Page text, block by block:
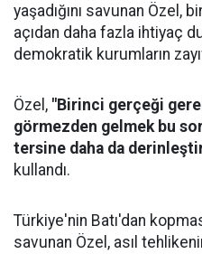
yaşadığını savunan Özel,
açıdan daha fazla ihtiyaç
demokratik kurumların
Özel, "Birinci gerçeği
görmezden gelmek bu
tersine daha da
kullandı.
Türkiye'nin Batı'dan
savunan Özel, asıl